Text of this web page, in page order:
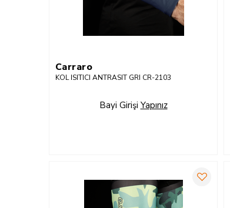
Carraro
KOL ISITICI ANTRASIT GRI CR-2103
Bayi Girişi Yapınız